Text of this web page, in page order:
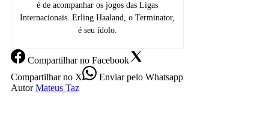
é de acompanhar os jogos das Ligas
Internacionais. Erling Haaland, o Terminator,
é seu ídolo.
Compartilharno Facebook
Compartilharno X Enviarpelo Whatsapp
Autor Mateus Taz